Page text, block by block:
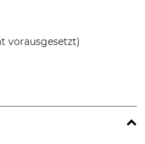
vorausgesetzt)